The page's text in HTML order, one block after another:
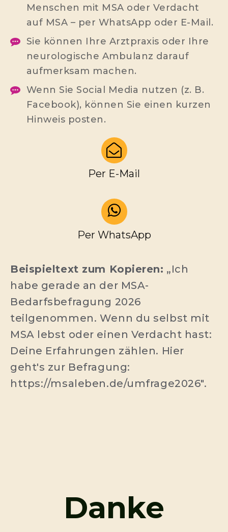
Menschen mit MSA oder Verdacht
auf MSA – per WhatsApp oder E-Mail.
Sie können Ihre Arztpraxis oder Ihre
neurologische Ambulanz darauf
aufmerksam machen.
Wenn Sie Social Media nutzen (z. B.
Facebook), können Sie einen kurzen
Hinweis posten.
Per E-Mail
Per WhatsApp
Beispieltext zum Kopieren: „Ich
habe gerade an der MSA-
Bedarfsbefragung 2026
teilgenommen. Wenn du selbst mit
MSA lebst oder einen Verdacht hast:
Deine Erfahrungen zählen. Hier
geht's zur Befragung:
https://msaleben.de/umfrage2026".
Danke